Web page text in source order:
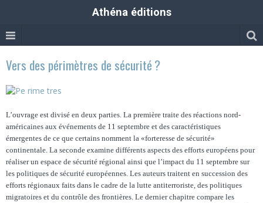
Athéna éditions
Vers des périmètres de sécurité ?
L’ouvrage est divisé en deux parties. La première traite des réactions nord-
américaines aux événements de 11 septembre et des caractéristiques
émergentes de ce que certains nomment la «forteresse de sécurité»
continentale. La seconde exa­mine différents aspects des efforts européens pour
réaliser un espace de sécurité régional ainsi que l’impact du 11 septembre sur
les politiques de sécurité européennes. Les auteurs traitent en succession des
efforts régionaux faits dans le cadre de la lutte antiterroriste, des politiques
migratoires et du contrôle des frontières. Le dernier chapitre compare les